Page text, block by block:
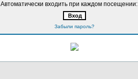
Автоматически входить при каждом посещении:
Забыли пароль?